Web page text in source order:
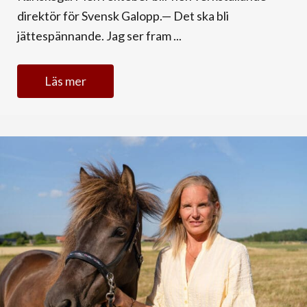
direktör för Svensk Galopp.— Det ska bli
jättespännande. Jag ser fram ...
Läs mer